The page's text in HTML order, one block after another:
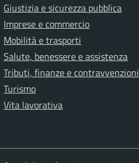
Giustizia e sicurezza pubblica
Imprese e commercio
Mobilità e trasporti
Salute, benessere e assistenza
Tributi, finanze e contravvenzioni
Turismo
Vita lavorativa